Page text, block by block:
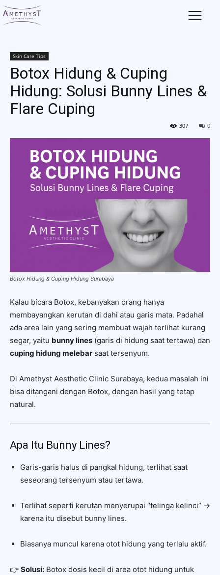
Skin Care Tips
Botox Hidung & Cuping
Hidung: Solusi Bunny Lines &
Flare Cuping
0
307
Botox Hidung & Cuping Hidung Surabaya
Kalau bicara Botox, kebanyakan orang hanya
membayangkan kerutan di dahi atau garis mata. Padahal
ada area lain yang sering membuat wajah terlihat kurang
segar, yaitu bunny lines (garis di hidung saat tertawa) dan
cuping hidung melebar saat tersenyum.
Di Amethyst Aesthetic Clinic Surabaya, kedua masalah ini
bisa ditangani dengan Botox, dengan hasil yang tetap
natural.
Apa Itu Bunny Lines?
Garis-garis halus di pangkal hidung, terlihat saat
seseorang tersenyum atau tertawa.
Terlihat seperti kerutan menyerupai “telinga kelinci” →
karena itu disebut bunny lines.
Biasanya muncul karena otot hidung yang terlalu aktif.
👉 Solusi: Botox dosis kecil di area otot hidung untuk